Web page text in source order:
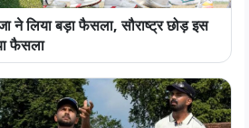
ने लिया बड़ा फैसला, सौराष्ट्र छोड़ इस
फैसला